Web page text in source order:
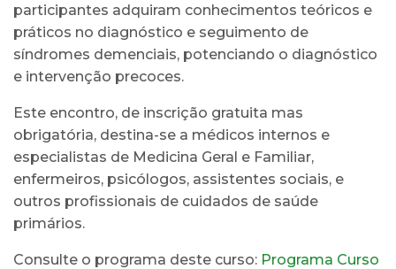
participantes adquiram conhecimentos teóricos e
práticos no diagnóstico e seguimento de
síndromes demenciais, potenciando o diagnóstico
e intervenção precoces.
Este encontro, de inscrição gratuita mas
obrigatória, destina-se a médicos internos e
especialistas de Medicina Geral e Familiar,
enfermeiros, psicólogos, assistentes sociais, e
outros profissionais de cuidados de saúde
primários.
Consulte o programa deste curso: Programa Curso